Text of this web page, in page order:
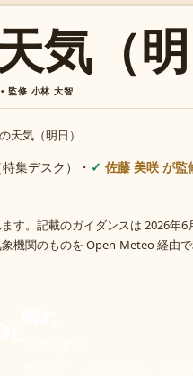
気（明
監修 小林 大智
天気（明日）
集デスク） ・ 佐藤 美咲 が監
す。記載のガイダンスは 2026年6
機関のものを Open-Meteo 経由で